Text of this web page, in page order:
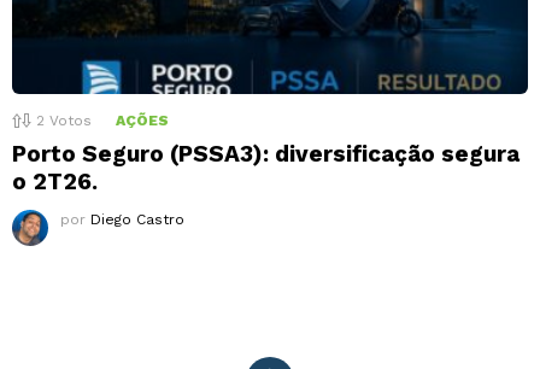
2 Votos AÇÕES
Porto Seguro (PSSA3): diversificação segura
o 2T26.
por Diego Castro